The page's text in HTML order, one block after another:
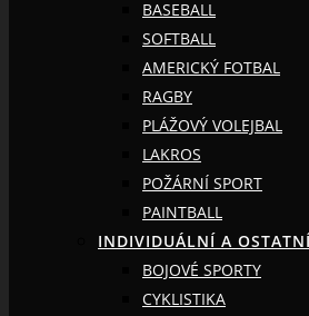
BASEBALL
SOFTBALL
AMERICKÝ FOTBAL
RAGBY
PLÁŽOVÝ VOLEJBAL
LAKROS
POŽÁRNÍ SPORT
PAINTBALL
INDIVIDUÁLNÍ A
BOJOVÉ SPORTY
CYKLISTIKA